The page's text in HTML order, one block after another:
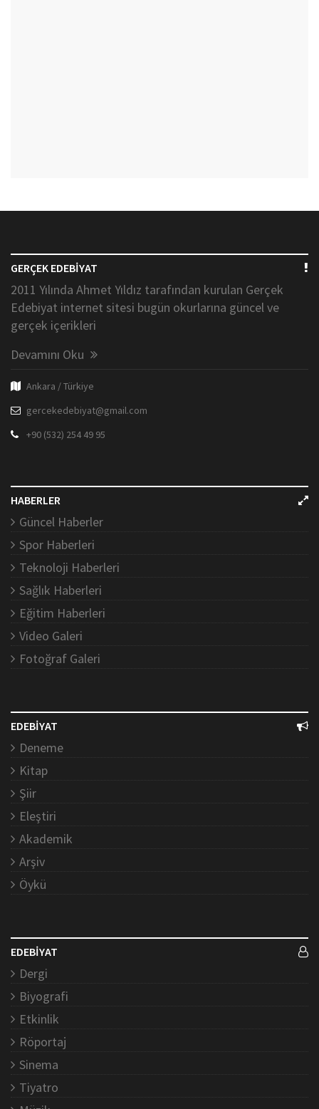
GERÇEK EDEBİYAT
2011 Yılında Ahmet Yıldız tarafından kurulan Gerçek
Edebiyat internet sitesi bugün okurlarına güncel ve
gerçek içerikleri
Devamını Oku
Ankara / Türkiye
gercekedebiyat@gmail.com
+90 (532) 254 49 95
HABERLER
Güncel Haberler
Spor Haberleri
Teknoloji Haberleri
Sağlık Haberleri
Eğitim Haberleri
Video Galeri
Fotoğraf Galeri
EDEBİYAT
Deneme
Kitap
Şiir
Eleştiri
Akademik
Arşiv
Öykü
EDEBİYAT
Dergi
Biyografi
Etkinlik
Röportaj
Sinema
Tiyatro